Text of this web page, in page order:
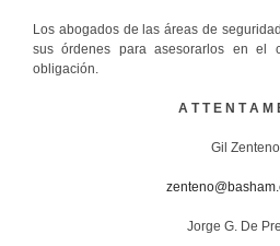
Los abogados de las áreas de
sus órdenes para asesorarlos en el
obligación.
A T T E N T A M
Gil Zenteno
Jorge G. De